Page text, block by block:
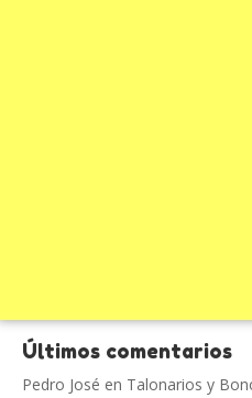
Últimos comentarios
Pedro José en Talonarios y